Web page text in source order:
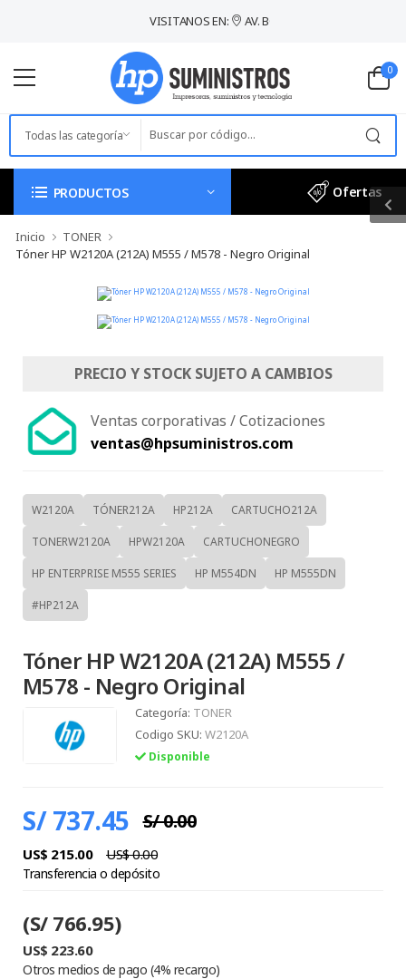
VISITANOS EN: AV. BOLIVIA 554 - BREÑA / LIMA
0
PRODUCTOS Ofertas
Inicio
TONER
Tóner HP W2120A (212A) M555 / M578 - Negro Original
PRECIO Y STOCK SUJETO A CAMBIOS
Ventas corporativas / Cotizaciones
ventas@hpsuministros.com
W2120A TÓNER212A HP212A CARTUCHO212A
TONERW2120A HPW2120A CARTUCHONEGRO
HP ENTERPRISE M555 SERIES HP M554DN HP M555DN
#HP212A
Tóner HP W2120A (212A) M555 /
M578 - Negro Original
Categoría: TONER
Codigo SKU: W2120A
Disponible
S/ 737.45 S/ 0.00
US$ 215.00 US$ 0.00
Transferencia o depósito
(S/ 766.95)
US$ 223.60
Otros medios de pago (4% recargo)